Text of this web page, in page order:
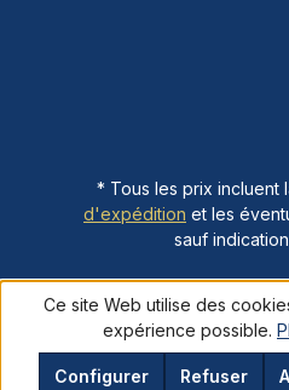
* Tous les prix incluent
d'expédition et les
sauf
Ce site Web utilise des
expérience possible.
Refuser
Configurer